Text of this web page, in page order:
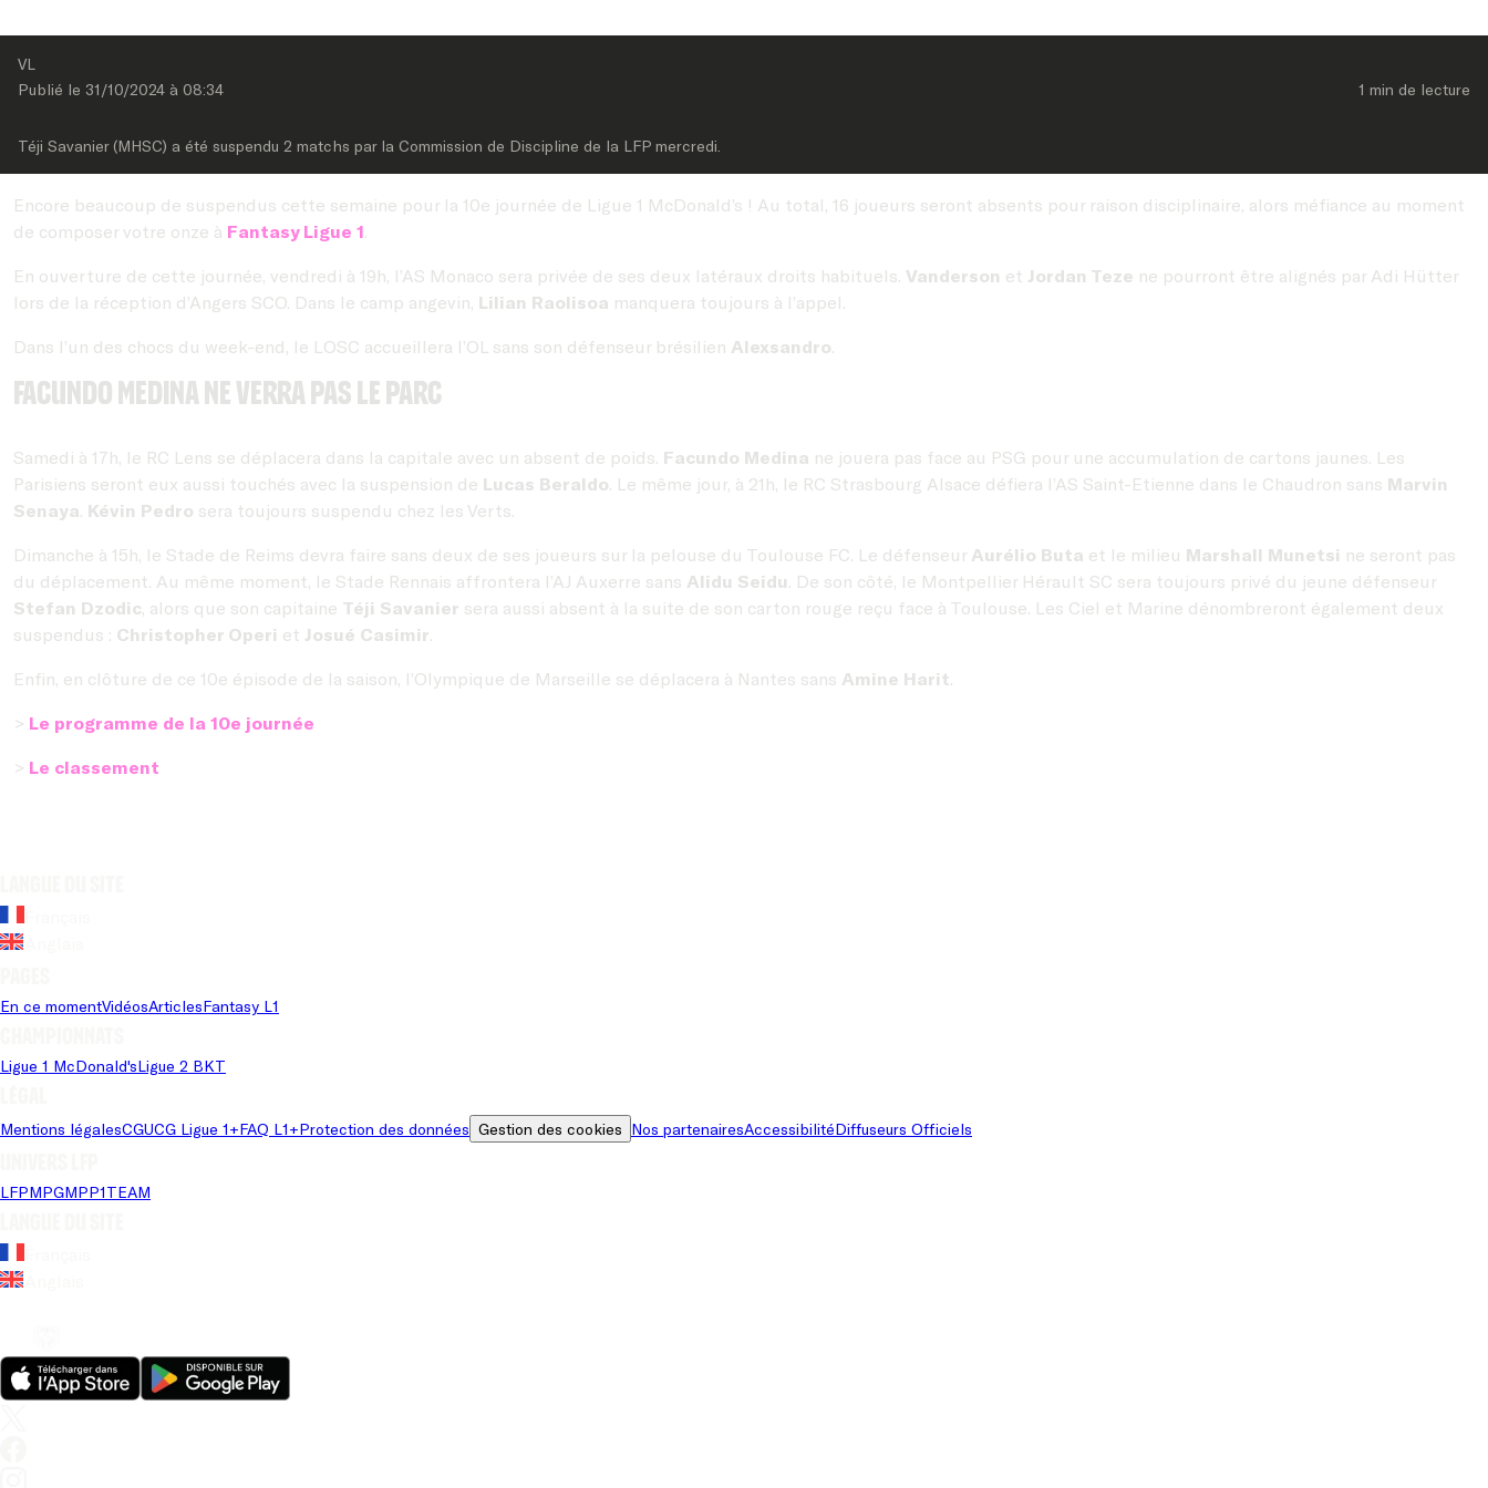
VL
Publié le 31/10/2024 à 08:34 1 min de lecture
Téji Savanier (MHSC) a été suspendu 2 matchs par la Commission de Discipline de la LFP mercredi.
Encore beaucoup de suspendus cette semaine pour la 10e journée de Ligue 1 McDonald’s ! Au total, 16 joueurs seront absents pour raison disciplinaire, alors méfiance au moment
de composer votre onze à Fantasy Ligue 1.
En ouverture de cette journée, vendredi à 19h, l’AS Monaco sera privée de ses deux latéraux droits habituels. Vanderson et Jordan Teze ne pourront être alignés par Adi Hütter
lors de la réception d’Angers SCO. Dans le camp angevin, Lilian Raolisoa manquera toujours à l’appel.
Dans l’un des chocs du week-end, le LOSC accueillera l’OL sans son défenseur brésilien Alexsandro.
Facundo Medina ne verra pas le Parc
Samedi à 17h, le RC Lens se déplacera dans la capitale avec un absent de poids. Facundo Medina ne jouera pas face au PSG pour une accumulation de cartons jaunes. Les
Parisiens seront eux aussi touchés avec la suspension de Lucas Beraldo. Le même jour, à 21h, le RC Strasbourg Alsace défiera l’AS Saint-Etienne dans le Chaudron sans Marvin
Senaya. Kévin Pedro sera toujours suspendu chez les Verts.
Dimanche à 15h, le Stade de Reims devra faire sans deux de ses joueurs sur la pelouse du Toulouse FC. Le défenseur Aurélio Buta et le milieu Marshall Munetsi ne seront pas
du déplacement. Au même moment, le Stade Rennais affrontera l’AJ Auxerre sans Alidu Seidu. De son côté, le Montpellier Hérault SC sera toujours privé du jeune défenseur
Stefan Dzodic, alors que son capitaine Téji Savanier sera aussi absent à la suite de son carton rouge reçu face à Toulouse. Les Ciel et Marine dénombreront également deux
suspendus : Christopher Operi et Josué Casimir.
Enfin, en clôture de ce 10e épisode de la saison, l’Olympique de Marseille se déplacera à Nantes sans Amine Harit.
> Le programme de la 10e journée
> Le classement
En ce momentVidéosArticlesFantasy L1
Ligue 1 McDonald'sLigue 2 BKT
Mentions légalesCGUCG Ligue 1+FAQ L1+Protection des données Gestion des cookies Nos partenairesAccessibilitéDiffuseurs Officiels
LFPMPGMPP1TEAM